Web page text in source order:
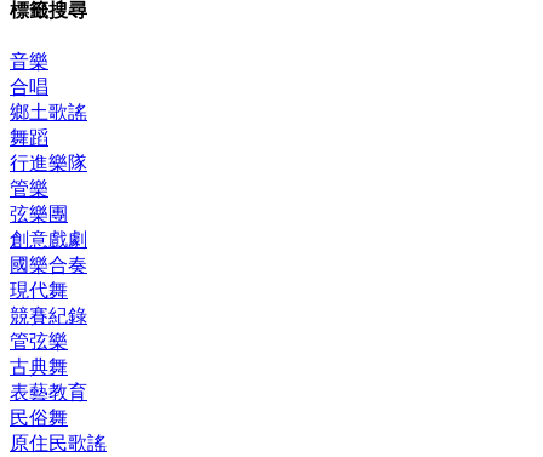
標籤搜尋
音樂
合唱
鄉土歌謠
舞蹈
行進樂隊
管樂
弦樂團
創意戲劇
國樂合奏
現代舞
競賽紀錄
管弦樂
古典舞
表藝教育
民俗舞
原住民歌謠